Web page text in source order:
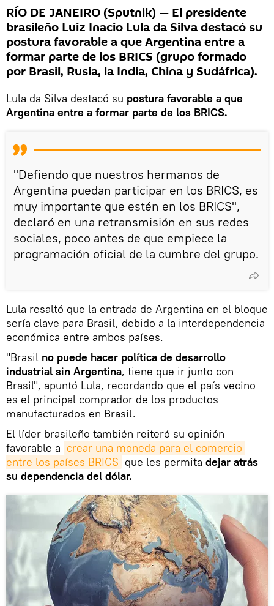
RÍO DE JANEIRO (Sputnik) — El presidente
brasileño Luiz Inacio Lula da Silva destacó su
postura favorable a que Argentina entre a
formar parte de los BRICS (grupo formado
por Brasil, Rusia, la India, China y Sudáfrica).
Lula da Silva destacó su postura favorable a que
Argentina entre a formar parte de los BRICS.
"Defiendo que nuestros hermanos de
Argentina puedan participar en los BRICS, es
muy importante que estén en los BRICS",
declaró en una retransmisión en sus redes
sociales, poco antes de que empiece la
programación oficial de la cumbre del grupo.
Lula resaltó que la entrada de Argentina en el bloque
sería clave para Brasil, debido a la interdependencia
económica entre ambos países.
"Brasil no puede hacer política de desarrollo
industrial sin Argentina, tiene que ir junto con
Brasil", apuntó Lula, recordando que el país vecino
es el principal comprador de los productos
manufacturados en Brasil.
El líder brasileño también reiteró su opinión
favorable a crear una moneda para el comercio
entre los países BRICS que les permita dejar atrás
su dependencia del dólar.